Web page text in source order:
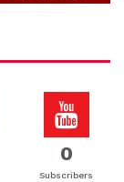
0
Subscribers